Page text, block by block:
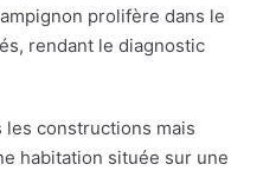
prolifère dans le
rendant le diagnostic
les constructions mais
habitation située sur une